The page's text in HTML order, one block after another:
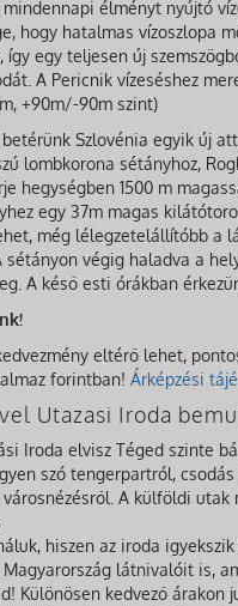
élményt nyújtó
hogy hatalmas vízoszlopa
így egy teljesen új
A Pericnik vízeséshez
+90m/-90m szint)
Szlovénia egyik új
lombkorona sétányhoz,
hegységben 1500 m
egy 37m magas
még lélegzetelállítóbb a
sétányon végig haladva a
A késő esti órákban
eltérő lehet,
forintban! Árképzési
Utazasi Iroda
Iroda elvisz Téged szinte
szó tengerpartról,
városnézésről. A külföldi
hiszen az iroda
Magyarország látnivalóit is,
Különösen kedvező árakon